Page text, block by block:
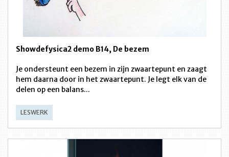
Showdefysica2 demo B14, De bezem
Je ondersteunt een bezem in zijn zwaartepunt en zaagt
hem daarna door in het zwaartepunt. Je legt elk van de
delen op een balans...
LESWERK